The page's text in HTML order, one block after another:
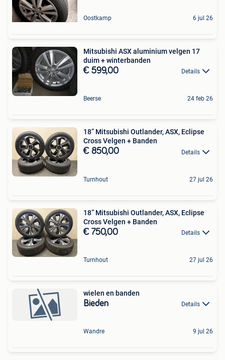
Oostkamp 6 jul 26
Mitsubishi ASX aluminium velgen 17
duim + winterbanden
€ 599,00 Details
Beerse 24 feb 26
18” Mitsubishi Outlander, ASX, Eclipse
Cross Velgen + Banden
€ 850,00 Details
Turnhout 27 jul 26
18” Mitsubishi Outlander, ASX, Eclipse
Cross Velgen + Banden
€ 750,00 Details
Turnhout 27 jul 26
wielen en banden
Bieden Details
Wandre 9 jul 26